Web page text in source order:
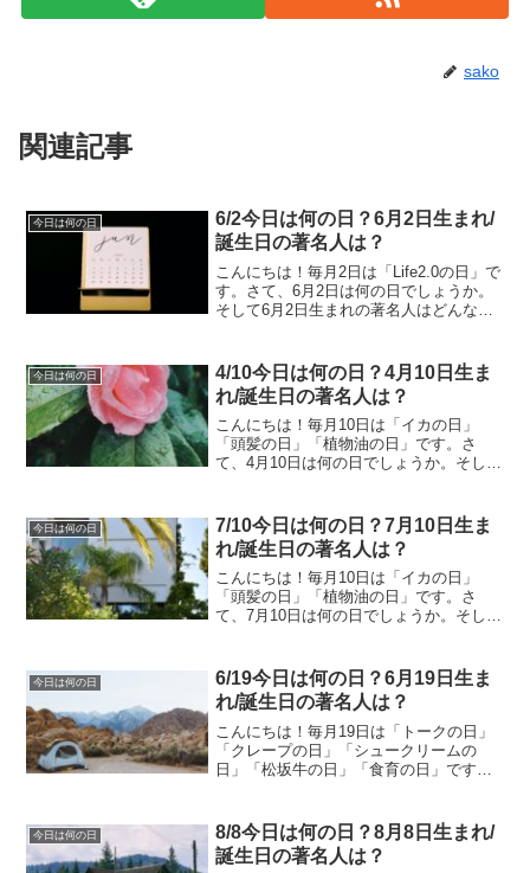
sako
関連記事
今日は何の日
6/2今日は何の日？6月2日生まれ/
誕生日の著名人は？
こんにちは！毎月2日は「Life2.0の日」で
す。さて、6月2日は何の日でしょうか。
そして6月2日生まれの著名人はどんな人
は何の日？横浜港開港記念日・長崎港
記...
今日は何の日
4/10今日は何の日？4月10日生ま
れ/誕生日の著名人は？
こんにちは！毎月10日は「イカの日」
「頭髪の日」「植物油の日」です。さ
て、4月10日は何の日でしょうか。そして
日生まれ/誕生日の著名人は？4月10日は
何の日...
今日は何の日
7/10今日は何の日？7月10日生ま
れ/誕生日の著名人は？
こんにちは！毎月10日は「イカの日」
「頭髪の日」「植物油の日」です。さ
て、7月10日は何の日でしょうか。そして
日生まれ/誕生日の著名人は？7月10日は
何の日...
今日は何の日
6/19今日は何の日？6月19日生ま
れ/誕生日の著名人は？
こんにちは！毎月19日は「トークの日」
「クレープの日」「シュークリームの
日」「松坂牛の日」「食育の日」です。
るのでしょうか。6/19今日は何の日？6月
19日生ま...
今日は何の日
8/8今日は何の日？8月8日生まれ/
誕生日の著名人は？